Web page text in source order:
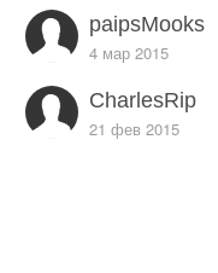
paipsMooks
4 мар 2015
CharlesRip
21 фев 2015